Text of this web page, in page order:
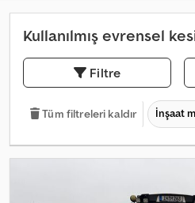
Kullanılmış evrensel
Filtre
Tüm filtreleri kaldır İnşaat